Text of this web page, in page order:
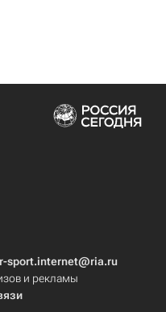
r-sport.internet@ria.ru
и рекламы